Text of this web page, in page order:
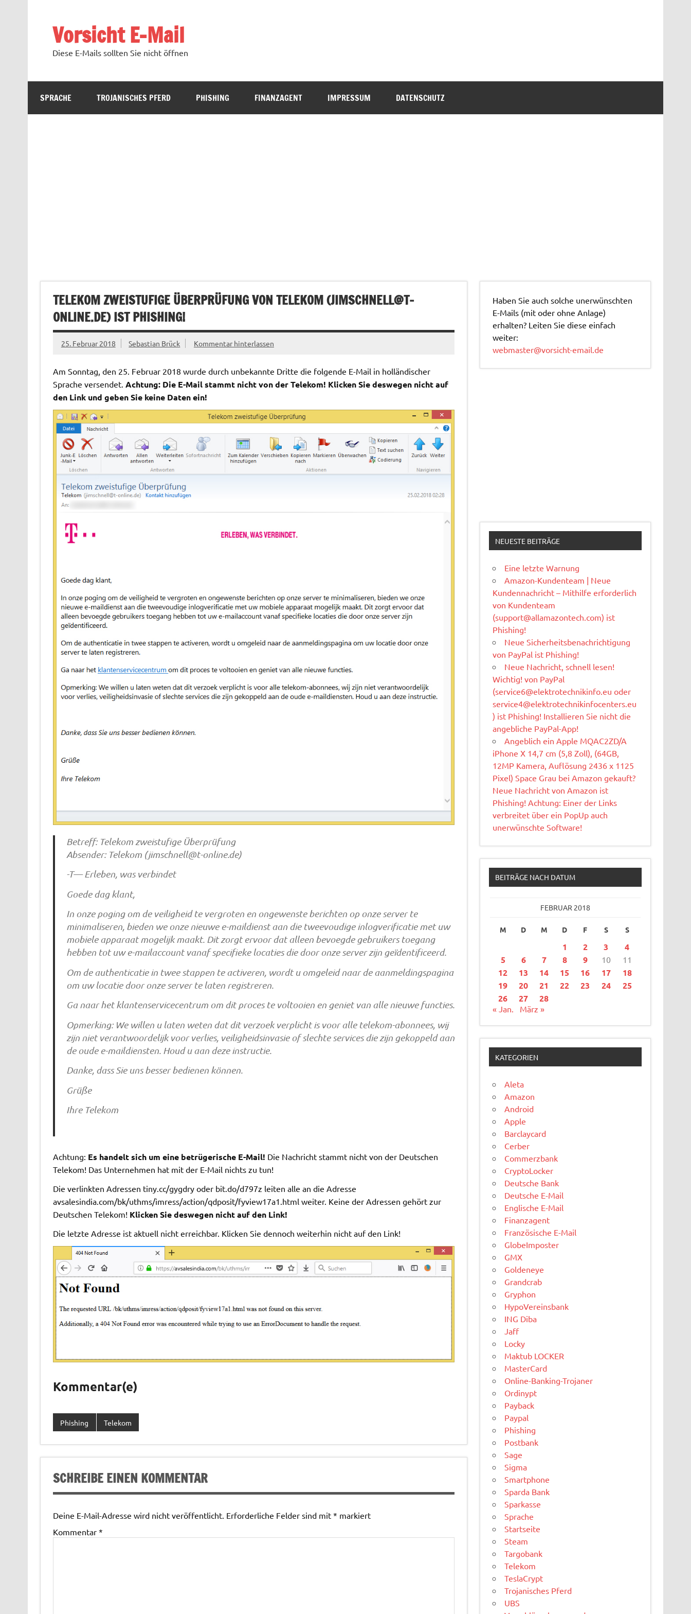
Vorsicht E-Mail
Diese E-Mails sollten Sie nicht öffnen
SPRACHE TROJANISCHES PFERD PHISHING FINANZAGENT IMPRESSUM DATENSCHUTZ
TELEKOM ZWEISTUFIGE ÜBERPRÜFUNG VON TELEKOM (JIMSCHNELL@T-
ONLINE.DE) IST PHISHING!
25. Februar 2018 Sebastian Brück Kommentar hinterlassen
Am Sonntag, den 25. Februar 2018 wurde durch unbekannte Dritte die folgende E-Mail in holländischer
Sprache versendet. Achtung: Die E-Mail stammt nicht von der Telekom! Klicken Sie deswegen nicht auf
den Link und geben Sie keine Daten ein!
Betreff: Telekom zweistufige Überprüfung
Absender: Telekom (jimschnell@t-online.de)
-T— Erleben, was verbindet
Goede dag klant,
In onze poging om de veiligheid te vergroten en ongewenste berichten op onze server te
minimaliseren, bieden we onze nieuwe e-maildienst aan die tweevoudige inlogverificatie met uw
mobiele apparaat mogelijk maakt. Dit zorgt ervoor dat alleen bevoegde gebruikers toegang
hebben tot uw e-mailaccount vanaf specifieke locaties die door onze server zijn geïdentificeerd.
Om de authenticatie in twee stappen te activeren, wordt u omgeleid naar de aanmeldingspagina
om uw locatie door onze server te laten registreren.
Ga naar het klantenservicecentrum om dit proces te voltooien en geniet van alle nieuwe functies.
Opmerking: We willen u laten weten dat dit verzoek verplicht is voor alle telekom-abonnees, wij
zijn niet verantwoordelijk voor verlies, veiligheidsinvasie of slechte services die zijn gekoppeld aan
de oude e-maildiensten. Houd u aan deze instructie.
Danke, dass Sie uns besser bedienen können.
Grüße
Ihre Telekom
Achtung: Es handelt sich um eine betrügerische E-Mail! Die Nachricht stammt nicht von der Deutschen
Telekom! Das Unternehmen hat mit der E-Mail nichts zu tun!
Die verlinkten Adressen tiny.cc/gygdry oder bit.do/d797z leiten alle an die Adresse
avsalesindia.com/bk/uthms/imress/action/qdposit/fyview17a1.html weiter. Keine der Adressen gehört zur
Deutschen Telekom! Klicken Sie deswegen nicht auf den Link!
Die letzte Adresse ist aktuell nicht erreichbar. Klicken Sie dennoch weiterhin nicht auf den Link!
Kommentar(e)
Phishing Telekom
SCHREIBE EINEN KOMMENTAR
Deine E-Mail-Adresse wird nicht veröffentlicht. Erforderliche Felder sind mit * markiert
Kommentar *
Haben Sie auch solche unerwünschten
E-Mails (mit oder ohne Anlage)
erhalten? Leiten Sie diese einfach
weiter:
webmaster@vorsicht-email.de
NEUESTE BEITRÄGE
Eine letzte Warnung
Amazon-Kundenteam | Neue
Kundennachricht – Mithilfe erforderlich
von Kundenteam
(support@allamazontech.com) ist
Phishing!
Neue Sicherheitsbenachrichtigung
von PayPal ist Phishing!
Neue Nachricht, schnell lesen!
Wichtig! von PayPal
(service6@elektrotechnikinfo.eu oder
service4@elektrotechnikinfocenters.eu
) ist Phishing! Installieren Sie nicht die
angebliche PayPal-App!
Angeblich ein Apple MQAC2ZD/A
iPhone X 14,7 cm (5,8 Zoll), (64GB,
12MP Kamera, Auflösung 2436 x 1125
Pixel) Space Grau bei Amazon gekauft?
Neue Nachricht von Amazon ist
Phishing! Achtung: Einer der Links
verbreitet über ein PopUp auch
unerwünschte Software!
BEITRÄGE NACH DATUM
FEBRUAR 2018
M D M D F S S
1 2 3
4
5
6 7 8 9 10 11
12 13 14 15 16 17
18
19
20 21 22 23 24
25
26
27 28
« Jan. März »
KATEGORIEN
Aleta
Amazon
Android
Apple
Barclaycard
Cerber
Commerzbank
CryptoLocker
Deutsche Bank
Deutsche E-Mail
Englische E-Mail
Finanzagent
Französische E-Mail
GlobeImposter
GMX
Goldeneye
Grandcrab
Gryphon
HypoVereinsbank
ING Diba
Jaff
Locky
Maktub LOCKER
MasterCard
Online-Banking-Trojaner
Ordinypt
Payback
Paypal
Phishing
Postbank
Sage
Sigma
Smartphone
Sparda Bank
Sparkasse
Sprache
Startseite
Steam
Targobank
Telekom
TeslaCrypt
Trojanisches Pferd
UBS